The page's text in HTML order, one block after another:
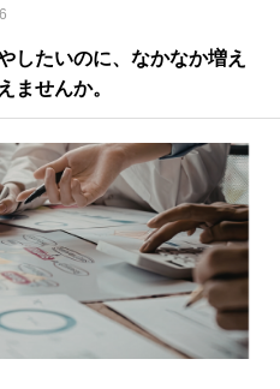
したいのに、なかなか増え
ませんか。